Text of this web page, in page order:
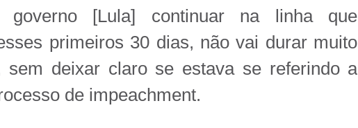
[Lula] continuar na linha que
primeiros 30 dias, não vai durar muito
sem deixar claro se estava se referindo a
de impeachment.